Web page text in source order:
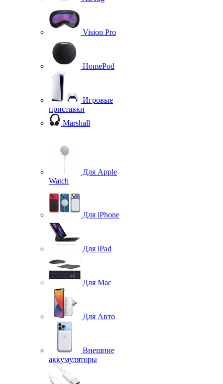
Vision Pro
HomePod
Игровые
приставки
Marshall
Для Apple
Watch
Для iPhone
Для iPad
Для Mac
Для Авто
Внешние
аккумуляторы